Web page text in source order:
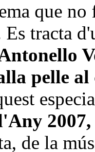
que
tracta
pelle al
de la